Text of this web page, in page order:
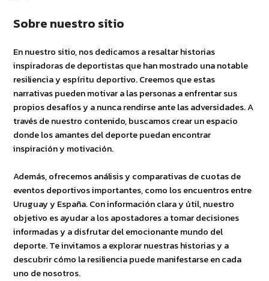
Sobre nuestro sitio
En nuestro sitio, nos dedicamos a resaltar historias
inspiradoras de deportistas que han mostrado una notable
resiliencia y espíritu deportivo. Creemos que estas
narrativas pueden motivar a las personas a enfrentar sus
propios desafíos y a nunca rendirse ante las adversidades. A
través de nuestro contenido, buscamos crear un espacio
donde los amantes del deporte puedan encontrar
inspiración y motivación.
Además, ofrecemos análisis y comparativas de cuotas de
eventos deportivos importantes, como los encuentros entre
Uruguay y España. Con información clara y útil, nuestro
objetivo es ayudar a los apostadores a tomar decisiones
informadas y a disfrutar del emocionante mundo del
deporte. Te invitamos a explorar nuestras historias y a
descubrir cómo la resiliencia puede manifestarse en cada
uno de nosotros.